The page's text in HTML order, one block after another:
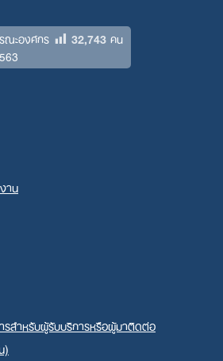
ณะองค์กร 32,743คน
าน
รสำหรับผู้รับบริการหรือผู้มาติดต่อ
)